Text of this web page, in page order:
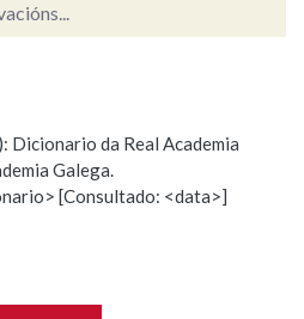
Dicionario da Real Academia
Galega.
[Consultado: <data>]